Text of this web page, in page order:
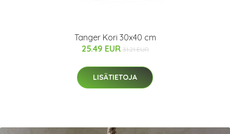
Tanger Kori 30x40 cm
25.49 EUR 31.21 EUR
LISÄTIETOJA